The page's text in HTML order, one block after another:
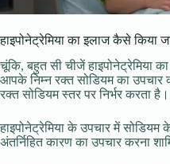
हाइपोनेट्रेमिया का इलाज कैसे किया
चूंकि, बहुत सी चीजें हाइपोनेट्रेमिया
आपके निम्न रक्त सोडियम का उपचार
रक्त सोडियम स्तर पर निर्भर करता है।
हाइपोनेट्रेमिया के उपचार में
अंतर्निहित कारण का उपचार करना